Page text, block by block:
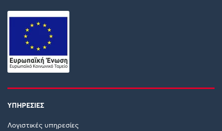
ΥΠΗΡΕΣΙΕΣ
Λογιστικές υπηρεσίες